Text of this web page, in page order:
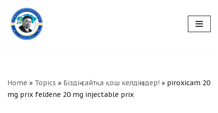
Skip
to
Home » Topics » Біздің сайтқа қош келдіңіздер! » piroxicam 20
mg prix feldene 20 mg injectable prix